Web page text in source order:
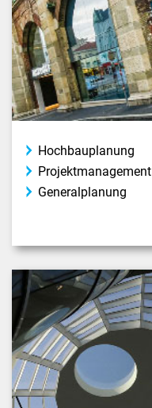
Hochbauplanung
Projektmanagement
Generalplanung